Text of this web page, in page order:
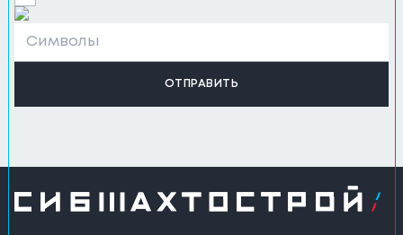
ОТПРАВИТЬ